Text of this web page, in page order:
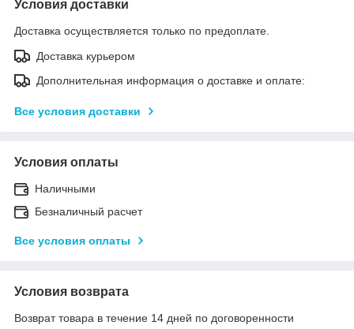
Условия доставки
Доставка осуществляется только по предоплате.
Доставка курьером
Дополнительная информация о доставке и оплате:
Все условия доставки
Условия оплаты
Наличными
Безналичный расчет
Все условия оплаты
Условия возврата
Возврат товара в течение 14 дней по договоренности